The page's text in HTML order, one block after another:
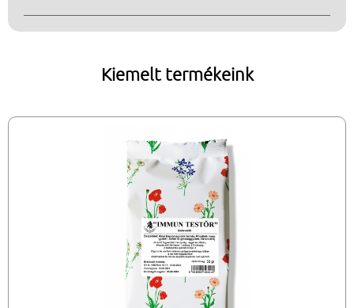
Kiemelt termékeink